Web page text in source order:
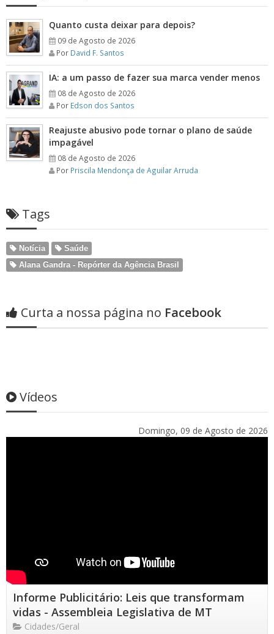
Quanto custa deixar para depois?
09 de Agosto de 2026
Por David F. Santos
IA: a um passo de fazer sua marca vender menos
08 de Agosto de 2026
Por Edson dos Santos
Reajuste abusivo pode tornar o plano de saúde
impagável
08 de Agosto de 2026
Por Priscila Mendonça de Aguilar Arruda
Tags
Notícia
Saúde
Alana Gandra - Repórter da Agência Brasil
Curta a nossa página no Facebook
Vídeos
Domingo, 09 de Agosto de 2026
Informe Publicitário: Leis que transformam
vidas - Assembleia Legislativa de MT
Cidades/Geral